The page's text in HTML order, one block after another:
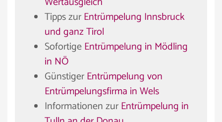
Tipps zurEntrümpelung Innsbruck
und ganz Tirol
SofortigeEntrümpelung in Mödling
in NÖ
GünstigerEntrümpelung von
Entrümpelungsfirma in Wels
Informationen zurEntrümpelung in